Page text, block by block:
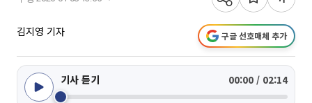
김지영 기자 구글 선호매체 추가
기사 듣기 00:00 / 02:14